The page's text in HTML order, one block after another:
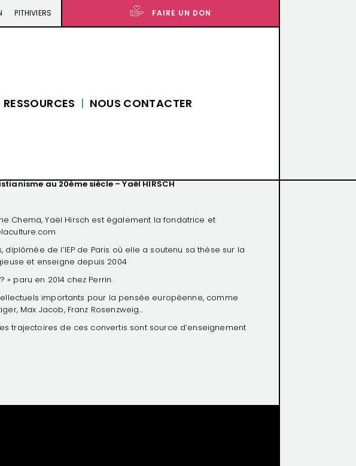
PITHIVIERS FAIRE UN DON
RESSOURCES NOUS CONTACTER
au 20ème siècle – Yaël HIRSCH
Chema, Yaël Hirsch est également la fondatrice et
de l’IEP de Paris où elle a soutenu sa thèse sur la
et enseigne depuis 2004
» paru en 2014 chez Perrin.
importants pour la pensée européenne, comme
Max Jacob, Franz Rosenzweig…
trajectoires de ces convertis sont source d’enseignement